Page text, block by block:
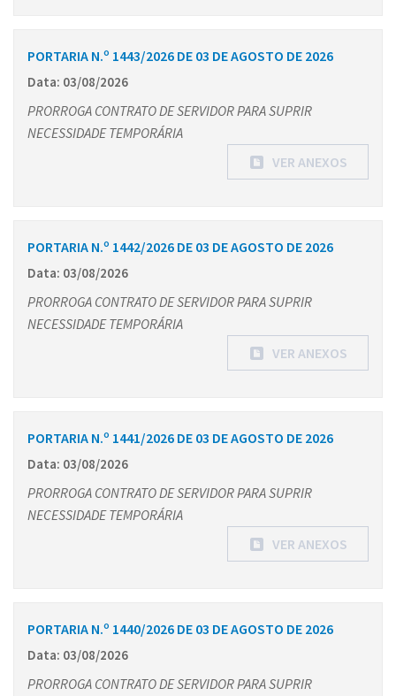
PORTARIA N.º 1443/2026 DE 03 DE AGOSTO DE 2026
Data: 03/08/2026
PRORROGA CONTRATO DE SERVIDOR PARA SUPRIR
NECESSIDADE TEMPORÁRIA
VER ANEXOS
PORTARIA N.º 1442/2026 DE 03 DE AGOSTO DE 2026
Data: 03/08/2026
PRORROGA CONTRATO DE SERVIDOR PARA SUPRIR
NECESSIDADE TEMPORÁRIA
VER ANEXOS
PORTARIA N.º 1441/2026 DE 03 DE AGOSTO DE 2026
Data: 03/08/2026
PRORROGA CONTRATO DE SERVIDOR PARA SUPRIR
NECESSIDADE TEMPORÁRIA
VER ANEXOS
PORTARIA N.º 1440/2026 DE 03 DE AGOSTO DE 2026
Data: 03/08/2026
PRORROGA CONTRATO DE SERVIDOR PARA SUPRIR